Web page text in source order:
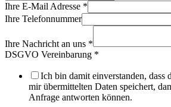
Ihre E-Mail Adresse *
Ihre Telefonnummer
Ihre Nachricht an uns *
DSGVO Vereinbarung *
Ich bin damit einverstanden, dass
mir übermittelten Daten speichert,
Anfrage antworten können.